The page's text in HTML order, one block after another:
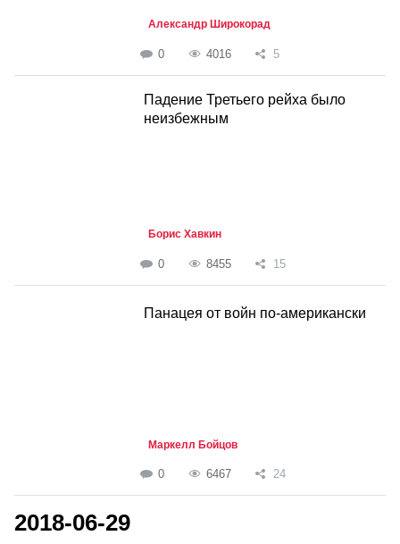
Александр Широкорад
0 4016 5
Падение Третьего рейха было
неизбежным
Борис Хавкин
0 8455 15
Панацея от войн по-американски
Маркелл Бойцов
0 6467 24
2018-06-29